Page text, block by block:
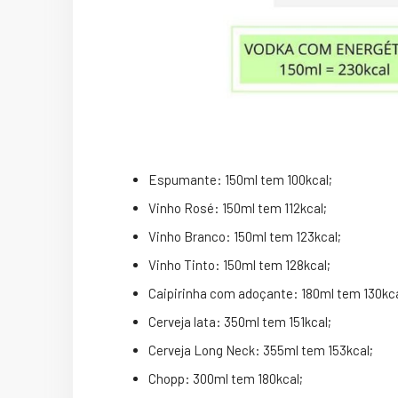
Espumante: 150ml tem 100kcal;
Vinho Rosé: 150ml tem 112kcal;
Vinho Branco: 150ml tem 123kcal;
Vinho Tinto: 150ml tem 128kcal;
Caipirinha com adoçante: 180ml tem
Cerveja lata: 350ml tem 151kcal;
Cerveja Long Neck: 355ml tem 153kcal;
Chopp: 300ml tem 180kcal;